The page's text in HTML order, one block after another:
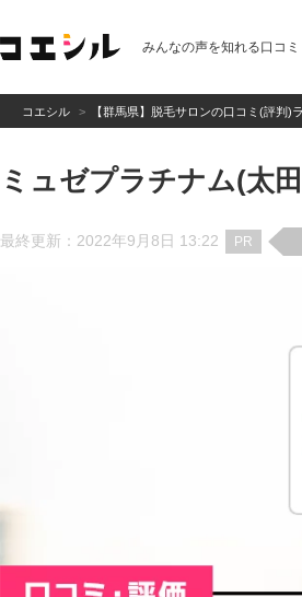
みんなの声を知れる口コ
コエシル 【群馬県】脱毛サロンの口コミ(評判)
ミュゼプラチナム(太
最終更新：2022年9月8日 13:22 PR